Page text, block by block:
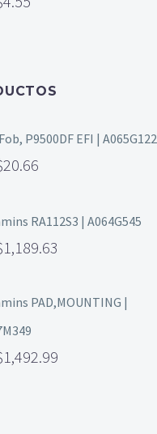
P9500DF EFI | A065G122
20.66
RA112S3 | A064G545
1,189.63
PAD,MOUNTING |
1,492.99